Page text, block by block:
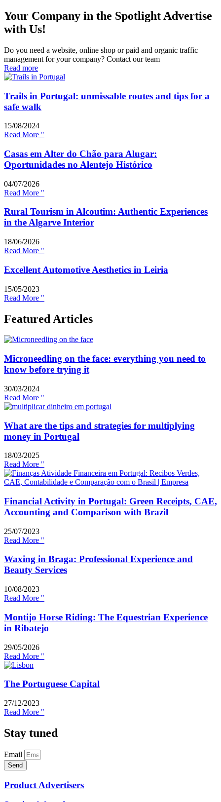
Your Company in the Spotlight Advertise
with Us!
Do you need a website, online shop or paid and organic traffic
management for your company? Contact our team
Read more
Trails in Portugal: unmissable routes and tips for a
safe walk
15/08/2024
Read More "
Casas em Alter do Chão para Alugar:
Oportunidades no Alentejo Histórico
04/07/2026
Read More "
Rural Tourism in Alcoutim: Authentic Experiences
in the Algarve Interior
18/06/2026
Read More "
Excellent Automotive Aesthetics in Leiria
15/05/2023
Read More "
Featured Articles
Microneedling on the face: everything you need to
know before trying it
30/03/2024
Read More "
What are the tips and strategies for multiplying
money in Portugal
18/03/2025
Read More "
Financial Activity in Portugal: Green Receipts, CAE,
Accounting and Comparison with Brazil
25/07/2023
Read More "
Waxing in Braga: Professional Experience and
Beauty Services
10/08/2023
Read More "
Montijo Horse Riding: The Equestrian Experience
in Ribatejo
29/05/2026
Read More "
The Portuguese Capital
27/12/2023
Read More "
Stay tuned
Email
Send
Product Advertisers